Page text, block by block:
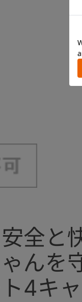
全と
んを
4キャ